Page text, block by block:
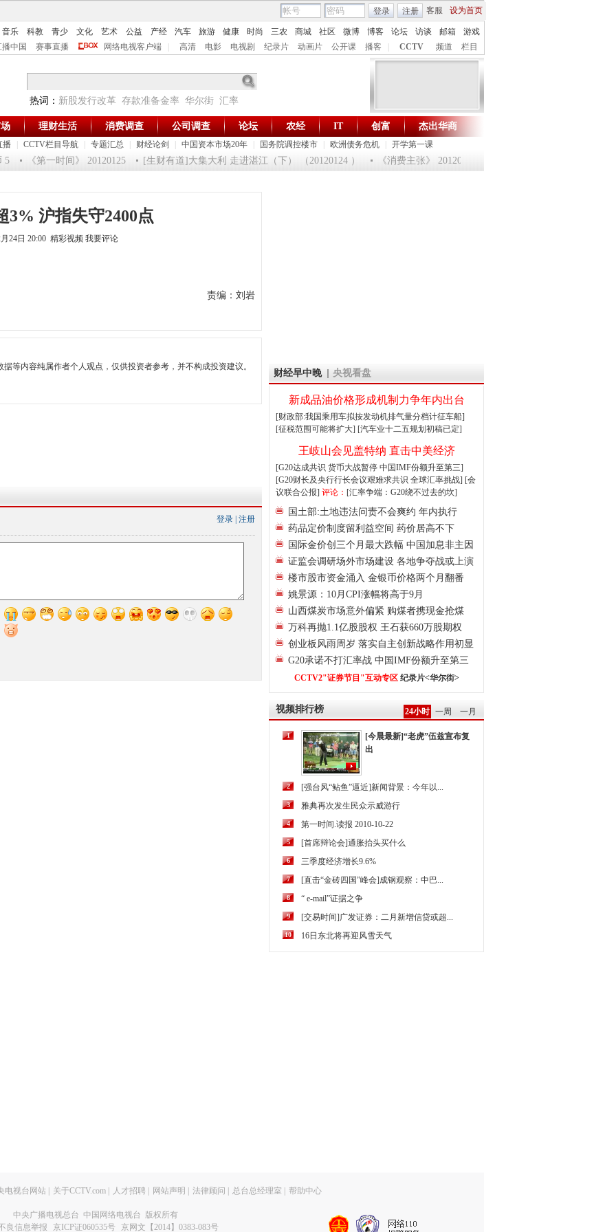
客服 设为首页
登录 注册
音乐 科教 青少 文化 艺术 公益 产经 汽车 旅游 健康 时尚 三农 商城 社区 微博 博客 论坛 访谈 邮箱
游戏
播中国
赛事直播 网络电视客户端 高清 电影 电视剧 纪录片 动画片 公开课 播客 CCTV 频道 栏目
热词： 新股发行改革 存款准备金率 华尔街 汇率
财智生活 一键通达
播 CCTV栏目导航 专题汇总 财经论剑 中国资本市场20年 国务院调控楼市 欧洲债务危机 开学第一课
理财生活 消费调查 公司调查 论坛 农经 IT 创富 杰出华商
《第一时间》 20120125 [生财有道]大集大利 走进湛江（下） （20120124 ） 《消费主张》 20120124 淘乐龙年味道——鱼跃迎龙合家欢
3% 沪指失守2400点
月24日 20:00 精彩视频 我要评论
责编：刘岩
等内容纯属作者个人观点，仅供投资者参考，并不构成投资建议。
登录 注册
财经早中晚 央视看盘
新成品油价格形成机制力争年内出台
[财政部:我国乘用车拟按发动机排气量分档计征车船]
[征税范围可能将扩大] [汽车业十二五规划初稿已定]
王岐山会见盖特纳 直击中美经济
[G20达成共识 货币大战暂停 中国IMF份额升至第三]
[G20财长及央行行长会议艰难求共识 全球汇率挑战] [会
议联合公报] 评论： [汇率争端：G20绕不过去的坎]
国土部:土地违法问责不会爽约 年内执行
药品定价制度留利益空间 药价居高不下
国际金价创三个月最大跌幅 中国加息非主因
证监会调研场外市场建设 各地争夺战或上演
楼市股市资金涌入 金银币价格两个月翻番
姚景源：10月CPI涨幅将高于9月
山西煤炭市场意外偏紧 购煤者携现金抢煤
万科再抛1.1亿股股权 王石获660万股期权
创业板风雨周岁 落实自主创新战略作用初显
G20承诺不打汇率战 中国IMF份额升至第三
CCTV2"证券节目"互动专区 纪录片<华尔街>
视频排行榜 24小时 一周 一月
1
[今晨最新]“老虎”伍兹宣布复
出
2 [强台风“鲇鱼”逼近]新闻背景：今年以...
3 雅典再次发生民众示威游行
4 第一时间.读报 2010-10-22
5 [首席辩论会]通胀抬头买什么
6 三季度经济增长9.6%
7 [直击“金砖四国”峰会]成钢观察：中巴...
8 “ e-mail”证据之争
9 [交易时间]广发证券：二月新增信贷或超...
10 16日东北将再迎风雪天气
电视台网站 关于CCTV.com 人才招聘 网站声明 法律顾问 总台总经理室 帮助中心
中央广播电视总台 中国网络电视台 版权所有
良信息举报
京ICP证060535号 京网文【2014】0383-083号